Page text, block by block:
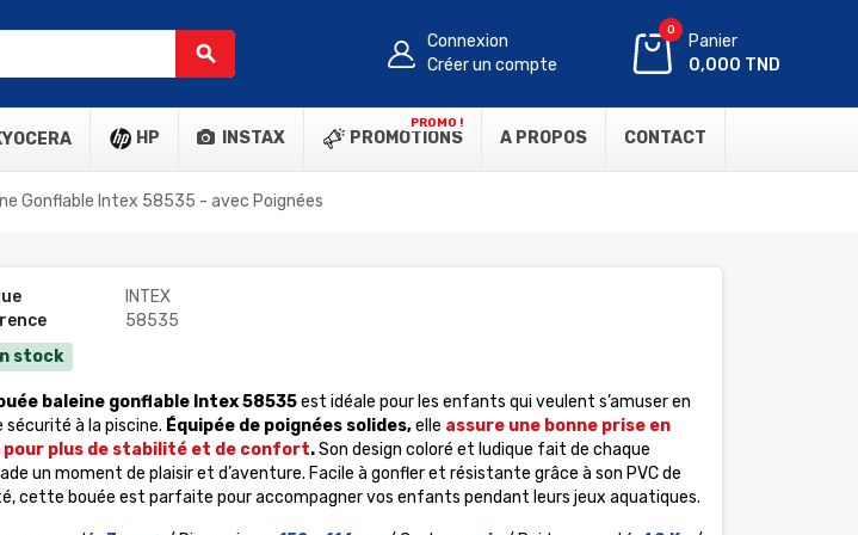
search
Connexion
Créer un compte
0
Panier
0,000 TND
HP INSTAX PROMOTIONS
PROMO !
A PROPOS CONTACT
Gonflable Intex 58535 - avec Poignées
INTEX
58535
stock
baleine gonflable Intex 58535est idéale pour les enfants qui veulent s’amuser en
à la piscine. Équipée de poignées solides,elle assure une bonne prise en
pour plus de stabilité et de confort.Son design coloré et ludique fait de chaque
un moment de plaisir et d’aventure. Facile à gonfler et résistante grâce à son PVC de
cette bouée est parfaite pour accompagner vos enfants pendant leurs jeux aquatiques.